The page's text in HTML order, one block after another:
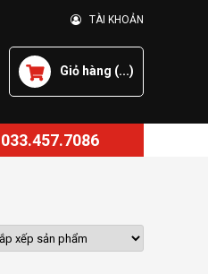
TÀI KHOẢN
Giỏ hàng (...)